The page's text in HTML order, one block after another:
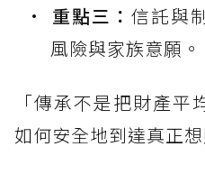
重點三：信託與
風險與家族意願。
「傳承不是把財產
如何安全地到達真正想